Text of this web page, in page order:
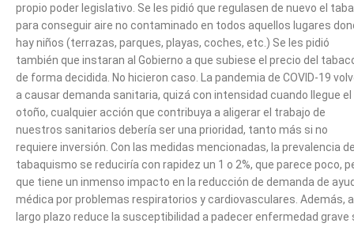
propio poder legislativo. Se les pidió que regulasen de nuevo el
para conseguir aire no contaminado en todos aquellos lugares
hay niños (terrazas, parques, playas, coches, etc.) Se les pidió
también que instaran al Gobierno a que subiese el precio del
de forma decidida. No hicieron caso. La pandemia de COVID-19
a causar demanda sanitaria, quizá con intensidad cuando llegue el
otoño, cualquier acción que contribuya a aligerar el trabajo de
nuestros sanitarios debería ser una prioridad, tanto más si no
requiere inversión. Con las medidas mencionadas, la prevalencia
tabaquismo se reduciría con rapidez un 1 o 2%, que parece poco,
que tiene un inmenso impacto en la reducción de demanda de
médica por problemas respiratorios y cardiovasculares. Además, a
largo plazo reduce la susceptibilidad a padecer enfermedad grave